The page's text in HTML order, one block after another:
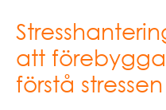
att
förstå